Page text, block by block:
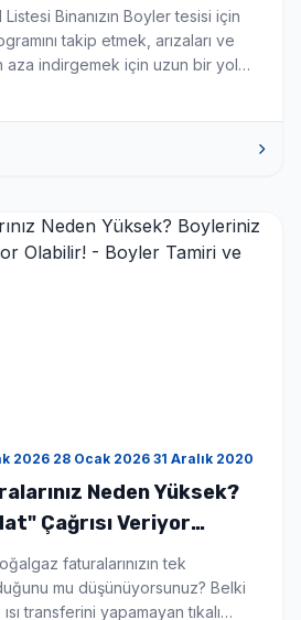
Binanızın Boyler tesisi için
takip etmek, arızaları ve
aza indirgemek için uzun bir yol
2026 28 Ocak 2026 31 Aralık 2020
Neden Yüksek?
Çağrısı Veriyor
Tamiri ve Servisi
faturalarınızın tek
mu düşünüyorsunuz? Belki
transferini yapamayan tıkalı